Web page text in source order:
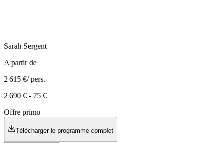
Sarah Sergent
A partir de
2 615 €/ pers.
2 690 € - 75 €
Offre primo
Télécharger le programme complet